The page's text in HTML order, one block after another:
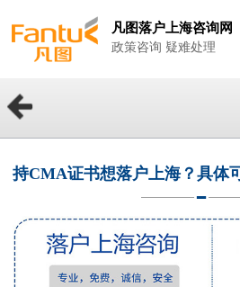
凡图落户上海咨询网
政策咨询 疑难处理
持CMA证书想落户上海？具体